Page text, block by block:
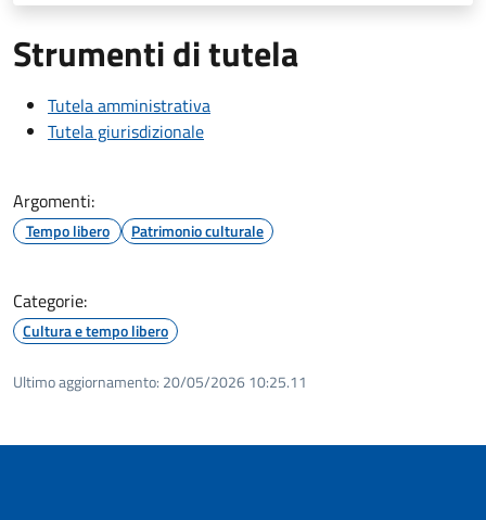
Strumenti di tutela
Tutela amministrativa
Tutela giurisdizionale
Argomenti:
Tempo libero Patrimonio culturale
Categorie:
Cultura e tempo libero
Ultimo aggiornamento: 20/05/2026 10:25.11